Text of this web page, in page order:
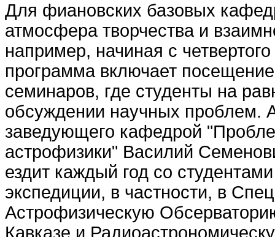
Для фиановских базовых
атмосфера творчества и
например, начиная с
программа включает
семинаров, где студенты на
обсуждении научных проблем.
заведующего кафедрой
астрофизики" Василий
ездит каждый год со
экспедиции, в частности, в
Астрофизическую
Кавказе и